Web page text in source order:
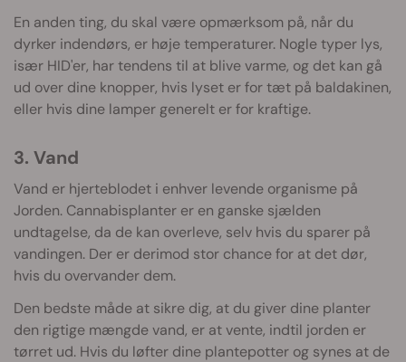
En anden ting, du skal være opmærksom på, når du
dyrker indendørs, er høje temperaturer. Nogle typer lys,
især HID'er, har tendens til at blive varme, og det kan gå
ud over dine knopper, hvis lyset er for tæt på baldakinen,
eller hvis dine lamper generelt er for kraftige.
3. Vand
Vand er hjerteblodet i enhver levende organisme på
Jorden. Cannabisplanter er en ganske sjælden
undtagelse, da de kan overleve, selv hvis du sparer på
vandingen. Der er derimod stor chance for at det dør,
hvis du overvander dem.
Den bedste måde at sikre dig, at du giver dine planter
den rigtige mængde vand, er at vente, indtil jorden er
tørret ud. Hvis du løfter dine plantepotter og synes at de